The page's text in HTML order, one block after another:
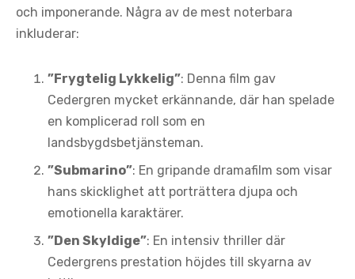
och imponerande. Några av de mest noterbara
inkluderar:
”Frygtelig Lykkelig”: Denna film gav
Cedergren mycket erkännande, där han spelade
en komplicerad roll som en
landsbygdsbetjänsteman.
”Submarino”: En gripande dramafilm som visar
hans skicklighet att porträttera djupa och
emotionella karaktärer.
”Den Skyldige”: En intensiv thriller där
Cedergrens prestation höjdes till skyarna av